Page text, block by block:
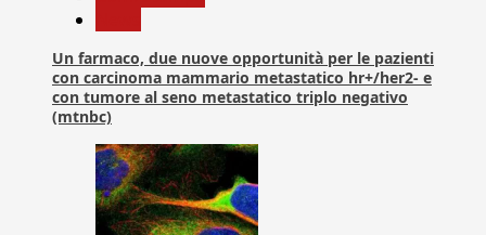
Un farmaco, due nuove opportunità per le pazienti
con carcinoma mammario metastatico hr+/her2- e
con tumore al seno metastatico triplo negativo
(mtnbc)